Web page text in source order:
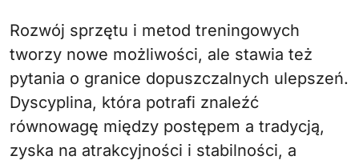
Rozwój sprzętu i metod treningowych
tworzy nowe możliwości, ale stawia też
pytania o granice dopuszczalnych ulepszeń.
Dyscyplina, która potrafi znaleźć
równowagę między postępem a tradycją,
zyska na atrakcyjności i stabilności, a